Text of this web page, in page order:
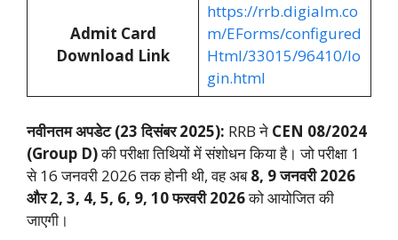
Admit Card
Download Link
https://rrb.digialm.co
m/EForms/configured
Html/33015/96410/lo
gin.html
नवीनतम अपडेट (23 दिसंबर 2025): RRB ने CEN 08/2024
(Group D)की परीक्षा तिथियों में संशोधन किया है। जो परीक्षा 1
से 16 जनवरी 2026 तक होनी थी, वह अब8, 9 जनवरी 2026
और 2, 3, 4, 5, 6, 9, 10 फरवरी 2026को आयोजित की
जाएगी।